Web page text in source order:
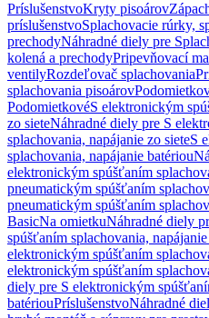
PríslušenstvoKryty pisoárov
príslušenstvoSplachovacie rúrky,
prechodyNáhradné diely pre
kolená a prechodyPripevňovací
ventilyRozdeľovač splachovania
splachovania pisoárov
PodomietkovéS elektronickým
zo sieteNáhradné diely pre S
splachovania, napájanie zo sieteS
splachovania, napájanie batériou
elektronickým spúšťaním
pneumatickým spúšťaním
pneumatickým spúšťaním
BasicNa omietkuNáhradné diely
spúšťaním splachovania,
elektronickým spúšťaním
elektronickým spúšťaním
diely pre S elektronickým
batériouPríslušenstvoNáhradné